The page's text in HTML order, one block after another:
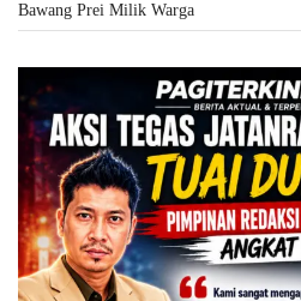
Bawang Prei Milik Warga